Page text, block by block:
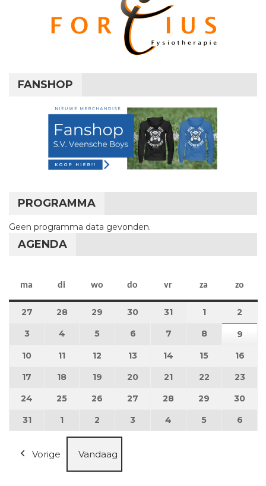
FANSHOP
PROGRAMMA
Geen programma data gevonden.
AGENDA
ma maandag
di dinsdag
wo woensdag
do donderdag
vr vrijdag
za zaterdag
zo
27 27 juli 2026
28 28 juli 2026
29 29 juli 2026
30 30 juli 2026
31 31 juli 2026
11 augustus
2
3 3 augustus 2026
4 4 augustus 2026
5 5 augustus 2026
6 6 augustus 2026
7 7 augustus 2026
8 8 augustus
9
10 10 augustus 2026
11 11 augustus 2026
12 12 augustus 2026
13 13 augustus 2026
14 14 augustus 2026
15 15 16
17 17 augustus 2026
18 18 augustus 2026
19 19 augustus 2026
20 20 augustus 2026
21 21 augustus 2026
22 22 23
24 24 augustus 2026
25 25 augustus 2026
26 26 augustus 2026
27 27 augustus 2026
28 28 augustus 2026
29 29 30
3131 augustus 2026
1 1 september 2026
2 2 september 2026
3 3 september 2026
4 4 september 2026
5 5 6
Vorige Vandaag